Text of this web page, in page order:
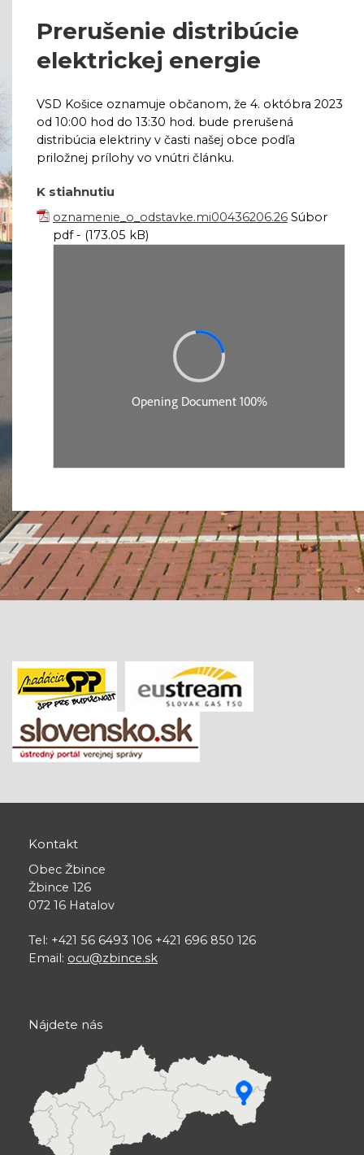
Prerušenie distribúcie
elektrickej energie
VSD Košice oznamuje občanom, že 4. októbra 2023
od 10:00 hod do 13:30 hod. bude prerušená
distribúcia elektriny v časti našej obce podľa
priložnej prílohy vo vnútri článku.
K stiahnutiu
oznamenie_o_odstavke.mi00436206.26 Súbor
pdf - (173.05 kB)
Kontakt
Obec Žbince
Žbince 126
072 16 Hatalov
Tel: +421 56 6493 106 +421 696 850 126
Email: ocu@zbince.sk
Nájdete nás